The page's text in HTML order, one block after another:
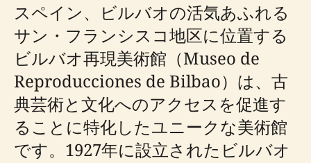
スペイン、ビルバオの活気あふれる
サン・フランシスコ地区に位置する
ビルバオ再現美術館（Museo de
Reproducciones de Bilbao）は、古
典芸術と文化へのアクセスを促進す
ることに特化したユニークな美術館
です。1927年に設立されたビルバオ